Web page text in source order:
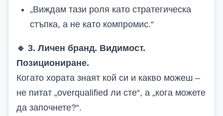
„Виждам тази роля като стратегическа
стъпка, а не като компромис.“
🔹 3. Личен бранд. Видимост.
Позициониране.
Когато хората знаят кой си и какво можеш –
не питат „overqualified ли сте“, а „кога можете
да започнете?“.